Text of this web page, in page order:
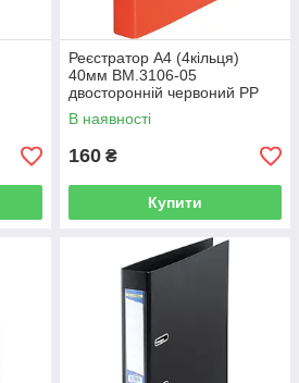
Реєстратор А4 (4кільця)
40мм BM.3106-05
двосторонній червоний PP
(1/24/576)
В наявності
160 ₴
Купити